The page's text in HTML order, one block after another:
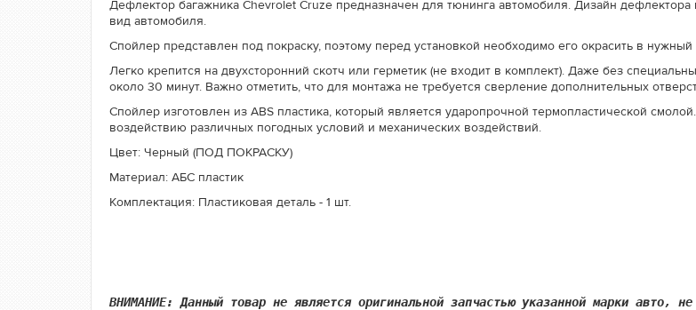
Дефлектор багажника Chevrolet Cruze предназначен для тюнинга автомобиля. Дизайн
вид автомобиля.
Спойлер представлен под покраску, поэтому перед установкой необходимо его окрасить в нужный
Легко крепится на двухсторонний скотч или герметик (не входит в комплект). Даже без
около 30 минут. Важно отметить, что для монтажа не требуется сверление дополнительных
Спойлер изготовлен из ABS пластика, который является ударопрочной термопластической
воздействию различных погодных условий и механических воздействий.
Цвет: Черный (ПОД ПОКРАСКУ)
Материал: АБС пластик
Комплектация: Пластиковая деталь - 1 шт.
ВНИМАНИЕ: Данный товар не является оригинальной запчастью указанной марки авто,